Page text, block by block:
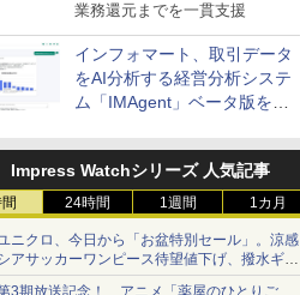
業務還元までを一貫支援
インフォマート、取引データ
をAI分析する経営分析システ
ム「IMAgent」ベータ版を提
Impress Watchシリーズ 人気記事
24時間 1週間 1カ月
ニクロ、今日から「お盆特別セール」。涼感
アサッカーワンピース待望値下げ、撥水ギア
ョーツは1990円に
3期放送記念！ アニメ「薬屋のひとりご